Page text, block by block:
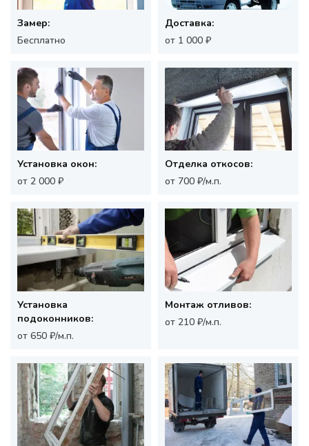
Замер:
Бесплатно
Доставка:
от 1 000 ₽
Установка окон:
от 2 000 ₽
Отделка откосов:
от 700 ₽/м.п.
Установка
подоконников:
от 650 ₽/м.п.
Монтаж отливов:
от 210 ₽/м.п.